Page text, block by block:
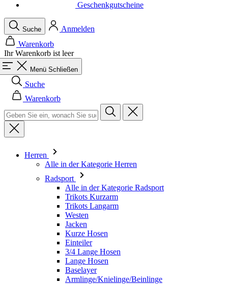
Ihr Warenkorb ist leer
Menü Schließen
Suche
Warenkorb
Herren
Alle in der Kategorie Herren
Trikots Langarm
Westen
Jacken
Kurze Hosen
Einteiler
3/4 Lange Hosen
Lange Hosen
Baselayer
Armlinge/Knielinge/Beinlinge
Caps & Mützen
Handschuhe
Socken
Andere